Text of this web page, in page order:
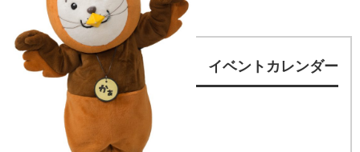
イベントカレンダー